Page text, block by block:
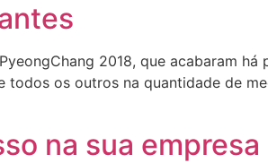
2018, que acabaram há
os outros na quantidade de
na sua empresa